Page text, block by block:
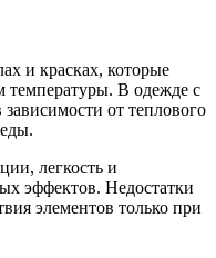
и красках, которые
температуры. В одежде с
от теплового
легкость и
эффектов. Недостатки
элементов только при